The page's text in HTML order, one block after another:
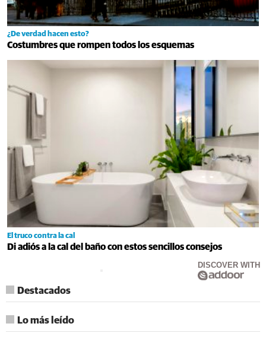
¿De verdad hacen esto?
Costumbres que rompen todos los esquemas
El truco contra la cal
Di adiós a la cal del baño con estos sencillos consejos
DISCOVER WITH
Destacados
Lo más leído